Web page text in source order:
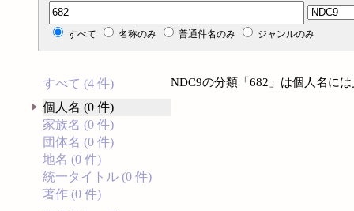
分類記号検索
すべて 名称のみ 普通件名のみ ジャンルのみ
すべて (4 件)
個人名 (0 件)
家族名 (0 件)
団体名 (0 件)
地名 (0 件)
統一タイトル (0 件)
著作 (0 件)
NDC9の分類「682」は個人名に